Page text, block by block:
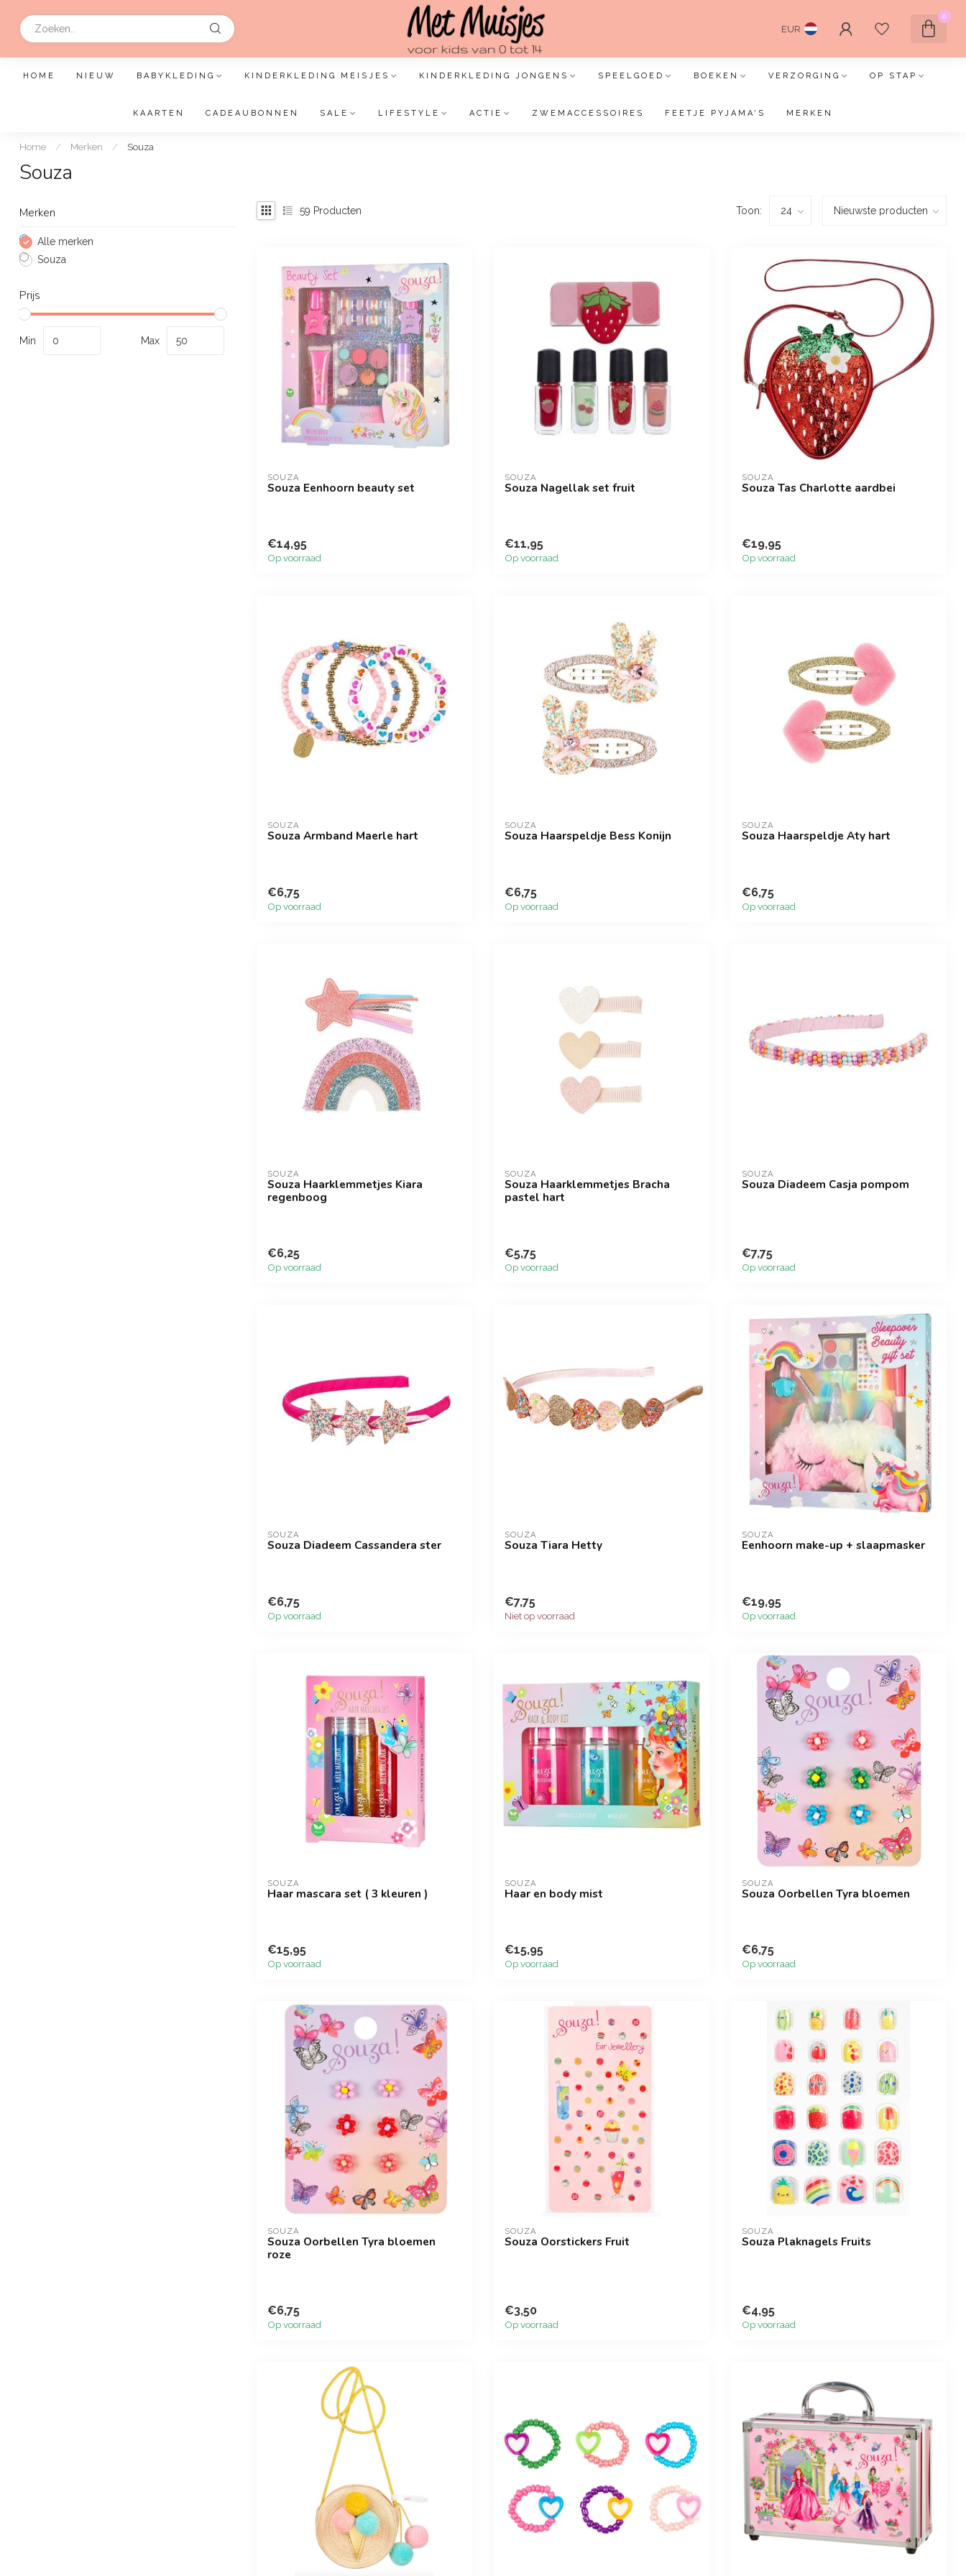
EUR
0
HOME NIEUW BABYKLEDING KINDERKLEDING MEISJES KINDERKLEDING JONGENS SPEELGOED BOEKEN VERZORGING OP STAP
KAARTEN CADEAUBONNEN SALE LIFESTYLE ACTIE ZWEMACCESSOIRES FEETJE PYJAMA'S MERKEN
Home / Merken / Souza
Souza
Merken
Alle merken
Souza
Prijs
Min Max
59 Producten Toon:
SOUZA
Souza Eenhoorn beauty set
€14,95
Op voorraad
SOUZA
Souza Nagellak set fruit
€11,95
Op voorraad
SOUZA
Souza Tas Charlotte aardbei
€19,95
Op voorraad
SOUZA
Souza Armband Maerle hart
€6,75
Op voorraad
SOUZA
Souza Haarspeldje Bess Konijn
€6,75
Op voorraad
SOUZA
Souza Haarspeldje Aty hart
€6,75
Op voorraad
SOUZA
Souza Haarklemmetjes Kiara
regenboog
€6,25
Op voorraad
SOUZA
Souza Haarklemmetjes Bracha
pastel hart
€5,75
Op voorraad
SOUZA
Souza Diadeem Casja pompom
€7,75
Op voorraad
SOUZA
Souza Diadeem Cassandera ster
€6,75
Op voorraad
SOUZA
Souza Tiara Hetty
€7,75
Niet op voorraad
SOUZA
Eenhoorn make-up + slaapmasker
€19,95
Op voorraad
SOUZA
Haar mascara set ( 3 kleuren )
€15,95
Op voorraad
SOUZA
Haar en body mist
€15,95
Op voorraad
SOUZA
Souza Oorbellen Tyra bloemen
€6,75
Op voorraad
SOUZA
Souza Oorbellen Tyra bloemen
roze
€6,75
Op voorraad
SOUZA
Souza Oorstickers Fruit
€3,50
Op voorraad
SOUZA
Souza Plaknagels Fruits
€4,95
Op voorraad